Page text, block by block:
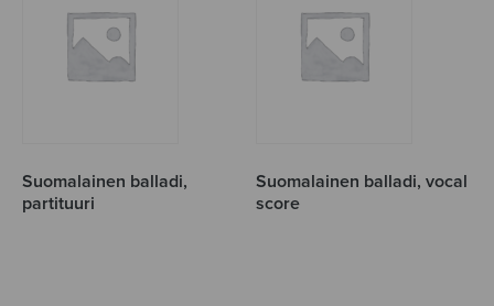
Suomalainen balladi,
partituuri
Suomalainen balladi, vocal
score